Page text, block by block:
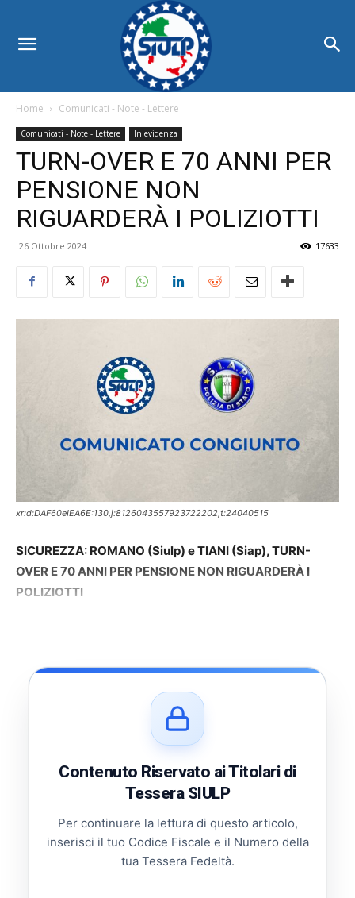
Home Comunicati - Note - Lettere
Comunicati - Note - Lettere In evidenza
TURN-OVER E 70 ANNI PER
PENSIONE NON
RIGUARDERÀ I POLIZIOTTI
26 Ottobre 2024 17633
xr:d:DAF60eIEA6E:130,j:8126043557923722202,t:24040515
SICUREZZA: ROMANO (Siulp) e TIANI (Siap), TURN-
OVER E 70 ANNI PER PENSIONE NON RIGUARDERÀ I
POLIZIOTTI
Contenuto Riservato ai Titolari di
Tessera SIULP
Per continuare la lettura di questo articolo,
inserisci il tuo Codice Fiscale e il Numero della
tua Tessera Fedeltà.